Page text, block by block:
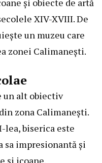
și obiecte de artă
XIV-XVIII. De
un muzeu care
zonei Calimanești.
un alt obiectiv
zona Calimanești.
biserica este
sa impresionantă și